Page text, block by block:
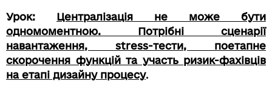
Урок:
Централізація не може бути
одномоментною. Потрібні сценарії
навантаження, stress-тести, поетапне
скорочення функцій та участь ризик-фахівців
на етапі дизайну процесу.